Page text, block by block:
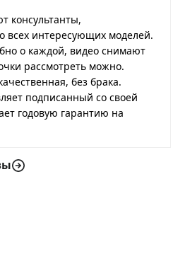
консультанты,
всех интересующих моделей.
о каждой, видео снимают
рассмотреть можно.
без брака.
подписанный со своей
годовую гарантию на